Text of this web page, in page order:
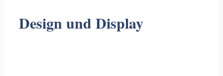
Design und Display